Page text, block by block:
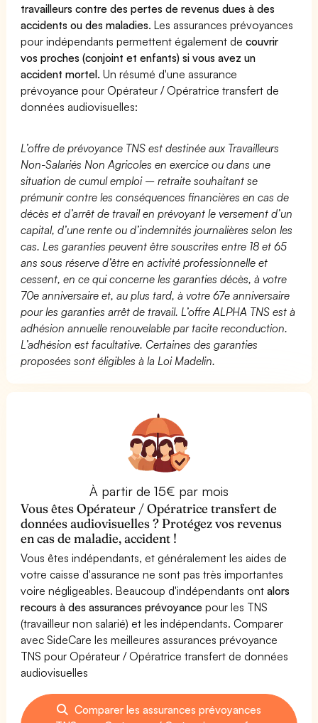
travailleurs contre des pertes de revenus dues à des
accidents ou des maladies. Les assurances prévoyances
pour indépendants permettent également decouvrir
vos proches (conjoint et enfants) si vous avez un
accident mortel. Un résumé d'une assurance
prévoyance pour Opérateur / Opératrice transfert de
données audiovisuelles:
L’offre de prévoyance TNS est destinée aux Travailleurs
Non-Salariés Non Agricoles en exercice ou dans une
situation de cumul emploi – retraite souhaitant se
prémunir contre les conséquences financières en cas de
décès et d’arrêt de travail en prévoyant le versement d’un
capital, d’une rente ou d’indemnités journalières selon les
cas. Les garanties peuvent être souscrites entre 18 et 65
ans sous réserve d’être en activité professionnelle et
cessent, en ce qui concerne les garanties décès, à votre
70e anniversaire et, au plus tard, à votre 67e anniversaire
pour les garanties arrêt de travail. L’offre ALPHA TNS est à
adhésion annuelle renouvelable par tacite reconduction.
L’adhésion est facultative. Certaines des garanties
proposées sont éligibles à la Loi Madelin.
À partir de 15€ par mois
Vous êtes Opérateur / Opératrice transfert de
données audiovisuelles ? Protégez vos revenus
en cas de maladie, accident !
Vous êtes indépendants, et généralement les aides de
votre caisse d'assurance ne sont pas très importantes
voire négligeables. Beaucoup d'indépendants ontalors
recours à des assurances prévoyance pour les TNS
(travailleur non salarié) et les indépendants. Comparer
avec SideCare les meilleures assurances prévoyance
TNS pour Opérateur / Opératrice transfert de données
audiovisuelles
Comparer les assurances prévoyances